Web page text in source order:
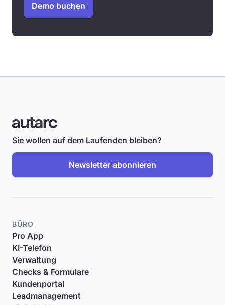
Demo buchen
Sie wollen auf dem Laufenden bleiben?
Newsletter abonnieren
BÜRO
Pro App
KI-Telefon
Verwaltung
Checks & Formulare
Kundenportal
Leadmanagement